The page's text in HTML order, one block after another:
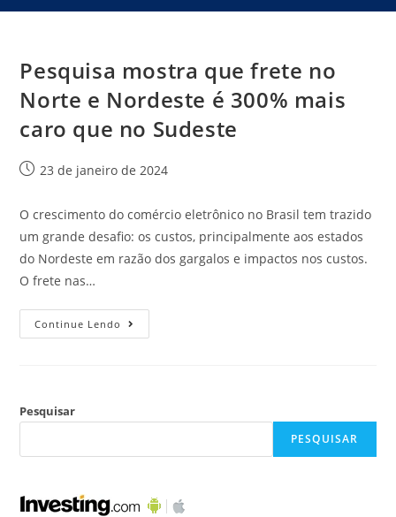
Pesquisa mostra que frete no
Norte e Nordeste é 300% mais
caro que no Sudeste
23 de janeiro de 2024
O crescimento do comércio eletrônico no Brasil tem trazido
um grande desafio: os custos, principalmente aos estados
do Nordeste em razão dos gargalos e impactos nos custos.
O frete nas…
Continue Lendo
Pesquisar
PESQUISAR